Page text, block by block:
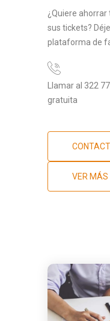
¿Quiere
sus tickets?
plataforma de
Llamar al 322
gratuita
VER MÁS